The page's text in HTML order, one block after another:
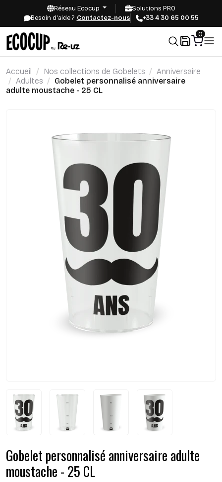
Réseau Ecocup
Solutions PRO
Besoin d'aide ? Contactez-nous +33 4 30 65 00 55
0
Accueil Nos collections de Gobelets
Anniversaire
Adultes
Gobelet personnalisé anniversaire
adulte moustache - 25 CL
Gobelet personnalisé anniversaire adulte
moustache - 25 CL